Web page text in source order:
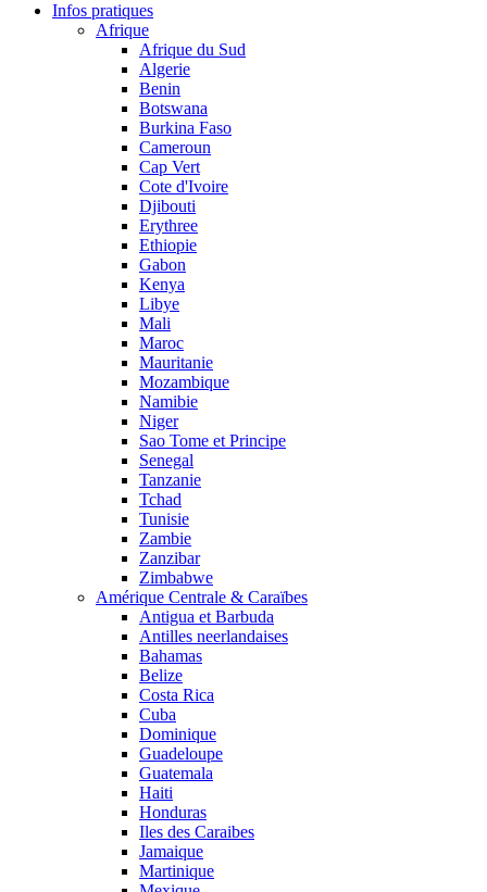
Infos pratiques
Afrique
Afrique du Sud
Algerie
Benin
Botswana
Burkina Faso
Cameroun
Cap Vert
Cote d'Ivoire
Djibouti
Erythree
Ethiopie
Gabon
Kenya
Libye
Mali
Maroc
Mauritanie
Mozambique
Namibie
Niger
Sao Tome et Principe
Senegal
Tanzanie
Tchad
Tunisie
Zambie
Zanzibar
Zimbabwe
Amérique Centrale & Caraïbes
Antigua et Barbuda
Antilles neerlandaises
Bahamas
Belize
Costa Rica
Cuba
Dominique
Guadeloupe
Guatemala
Haiti
Honduras
Iles des Caraibes
Jamaique
Martinique